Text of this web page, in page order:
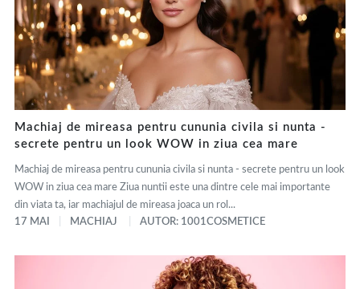
Machiaj de mireasa pentru cununia civila si nunta -
secrete pentru un look WOW in ziua cea mare
Machiaj de mireasa pentru cununia civila si nunta - secrete pentru un look
WOW in ziua cea mare Ziua nuntii este una dintre cele mai importante
din viata ta, iar machiajul de mireasa joaca un rol...
17 MAI
MACHIAJ AUTOR: 1001COSMETICE